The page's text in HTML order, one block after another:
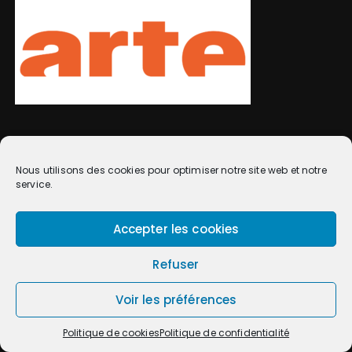
Nous utilisons des cookies pour optimiser notre site web et notre
service.
Accepter les cookies
Refuser
Voir les préférences
Politique de cookiesPolitique de confidentialité
NOTRE PARTENAIRE